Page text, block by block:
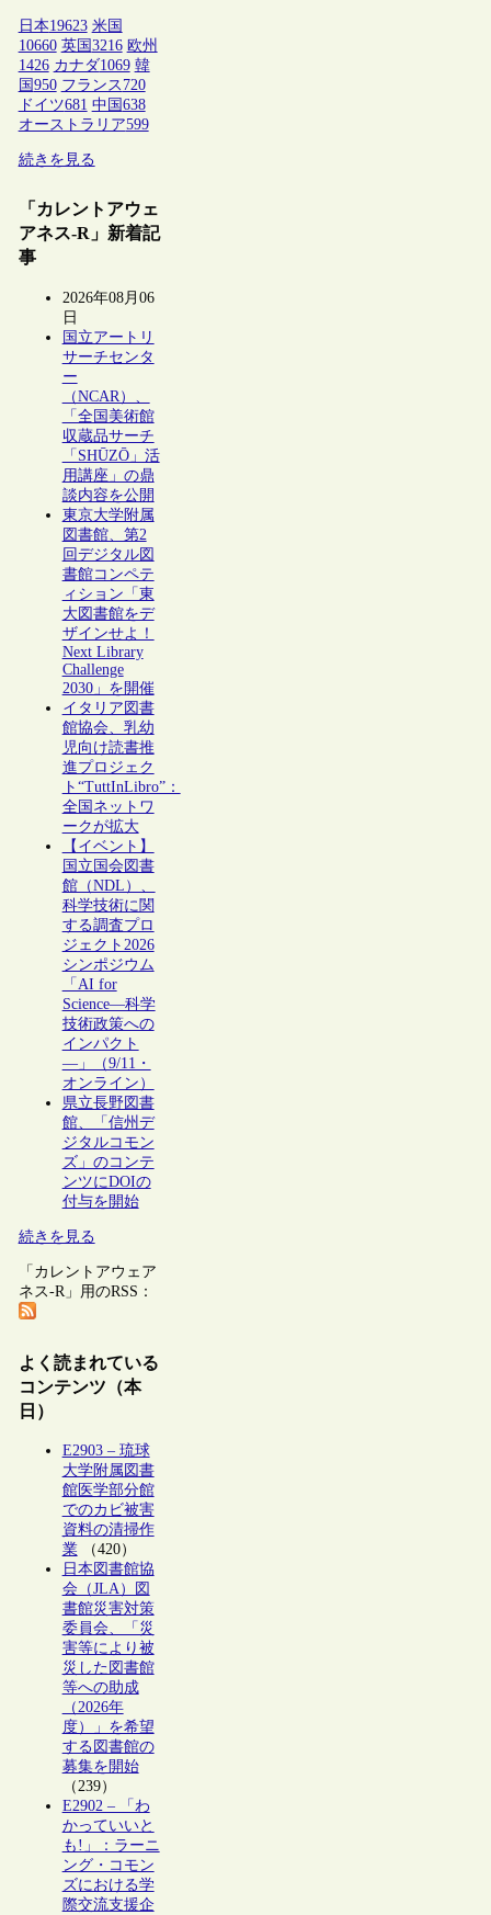
日本19623 米国
10660 英国 3216 欧州
1426 カナダ1069 韓
国 950 フランス 720
ドイツ681 中国 638
オーストラリア599
続きを見る
「カレントアウェ
アネス-R」新着記
事
2026年08月06
日
国立アートリ
サーチセンタ
ー
（NCAR）、
「全国美術館
収蔵品サーチ
「SHŪZŌ」活
用講座」の鼎
談内容を公開
東京大学附属
図書館、第2
回デジタル図
書館コンペテ
ィション「東
大図書館をデ
ザインせよ！
Next Library
Challenge
2030」を開催
イタリア図書
館協会、乳幼
児向け読書推
進プロジェク
ト“TuttInLibro”：
全国ネットワ
ークが拡大
【イベント】
国立国会図書
館（NDL）、
科学技術に関
する調査プロ
ジェクト2026
シンポジウム
「AI for
Science―科学
技術政策への
インパクト
―」（9/11・
オンライン）
県立長野図書
館、「信州デ
ジタルコモン
ズ」のコンテ
ンツにDOIの
付与を開始
続きを見る
「カレントアウェア
ネス-R」用のRSS：
よく読まれている
コンテンツ（本
日）
E2903 – 琉球
大学附属図書
館医学部分館
でのカビ被害
資料の清掃作
業（420）
日本図書館協
会（JLA）図
書館災害対策
委員会、「災
害等により被
災した図書館
等への助成
（2026年
度）」を希望
する図書館の
募集を開始
（239）
E2902 – 「わ
かっていいと
も!」：ラーニ
ング・コモン
ズにおける学
際交流支援企